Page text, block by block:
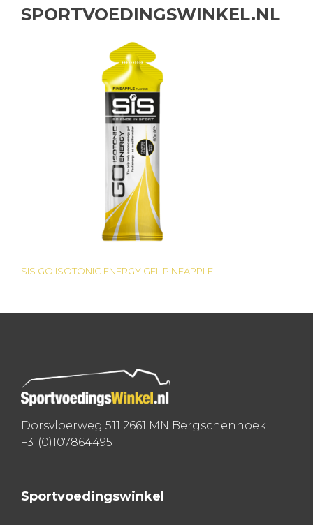
SPORTVOEDINGSWINKEL.NL
Bericht
navigatie
SIS GO ISOTONIC ENERGY GEL PINEAPPLE
Dorsvloerweg 511 2661 MN Bergschenhoek
+31(0)107864495
Sportvoedingswinkel